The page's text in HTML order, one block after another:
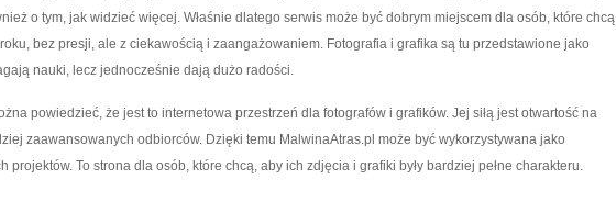
o tym, jak widzieć więcej. Właśnie dlatego serwis może być dobrym miejscem dla osób, które chcą
bez presji, ale z ciekawością i zaangażowaniem. Fotografia i grafika są tu przedstawione jako
nauki, lecz jednocześnie dają dużo radości.
powiedzieć, że jest to internetowa przestrzeń dla fotografów i grafików. Jej siłą jest otwartość na
zaawansowanych odbiorców. Dzięki temu MalwinaAtras.pl może być wykorzystywana jako
projektów. To strona dla osób, które chcą, aby ich zdjęcia i grafiki były bardziej pełne charakteru.